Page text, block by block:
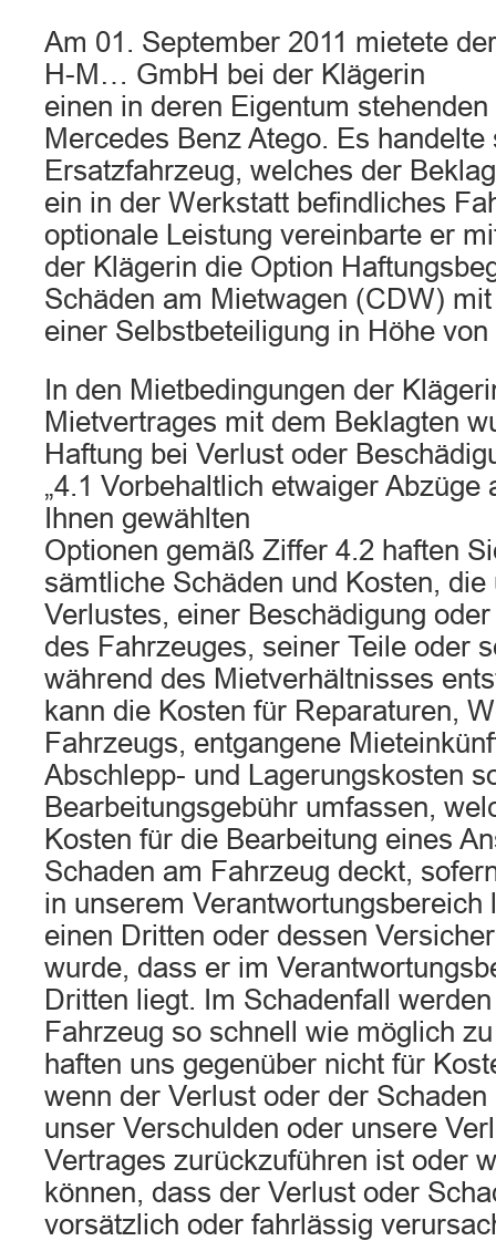
Am 01. September 2011 mietete
H-M… GmbH bei der Klägerin
einen in deren Eigentum
Mercedes Benz Atego. Es
Ersatzfahrzeug, welches der
ein in der Werkstatt befindliches
optionale Leistung vereinbarte er
der Klägerin die Option
Schäden am Mietwagen (CDW) mit
einer Selbstbeteiligung in Höhe
In den Mietbedingungen der
Mietvertrages mit dem Beklagten
Haftung bei Verlust oder
„4.1 Vorbehaltlich etwaiger Abzüge
Ihnen gewählten
Optionen gemäß Ziffer 4.2 haften
sämtliche Schäden und Kosten,
Verlustes, einer Beschädigung
des Fahrzeuges, seiner Teile oder
während des Mietverhältnisses
kann die Kosten für Reparaturen,
Fahrzeugs, entgangene
Abschlepp- und Lagerungskosten
Bearbeitungsgebühr umfassen,
Kosten für die Bearbeitung eines
Schaden am Fahrzeug deckt,
in unserem Verantwortungsbereich
einen Dritten oder dessen
wurde, dass er im
Dritten liegt. Im Schadenfall
Fahrzeug so schnell wie möglich
haften uns gegenüber nicht für
wenn der Verlust oder der
unser Verschulden oder unsere
Vertrages zurückzuführen ist oder
können, dass der Verlust oder
vorsätzlich oder fahrlässig